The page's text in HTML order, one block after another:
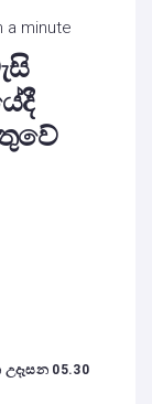
a minute
05.30